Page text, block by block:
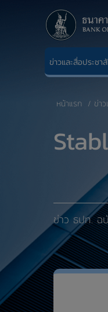
ข่าวและสื่อประชา
หน้าแรก ข่า
ข่าว ธปท. ​ฉ